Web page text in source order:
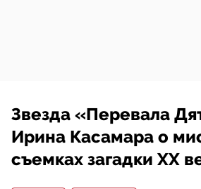
Звезда «Перевала
Ирина Касамара о
съемках загадки XX